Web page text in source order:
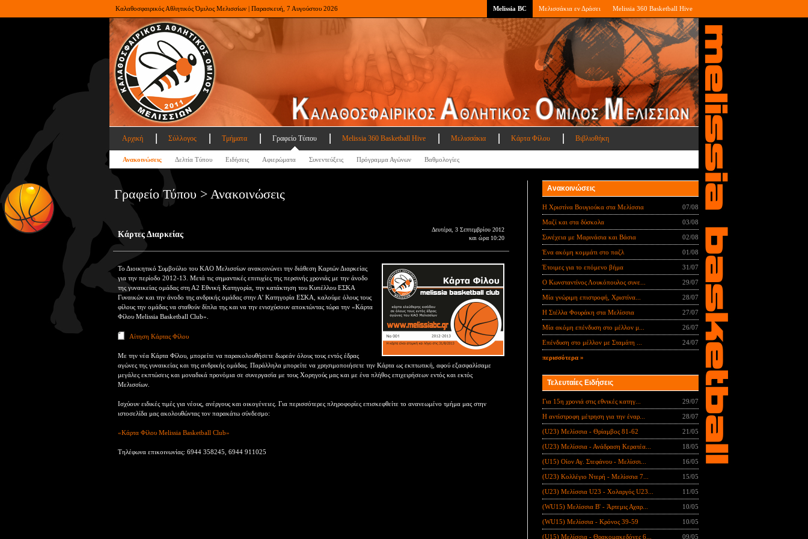
Καλαθοσφαιρικός Αθλητικός Όμιλος Μελισσίων | Παρασκευή, 7 Αυγούστου 2026 Melissia BC Μελισσάκια εν Δράσει Melissia 360 Basketball Hive
Αρχική Σύλλογος Τμήματα Γραφείο Τύπου Melissia 360 Basketball Hive Μελισσάκια Κάρτα Φίλου Βιβλιοθήκη
Ανακοινώσεις Δελτία Τύπου Ειδήσεις Αφιερώματα Συνεντεύξεις Πρόγραμμα Αγώνων Βαθμολογίες
Γραφείο Τύπου > Ανακοινώσεις
Κάρτες Διαρκείας
Δευτέρα, 3 Σεπτεμβρίου 2012
και ώρα 10:20
Το Διοικητικό Συμβούλιο του ΚΑΟ Μελισσίων ανακοινώνει την διάθεση Καρτών Διαρκείας
για την περίοδο 2012-13. Μετά τις σημαντικές επιτυχίες της περσινής χρονιάς με την άνοδο
της γυναικείας ομάδας στη Α2 Εθνική Κατηγορία, την κατάκτηση του Κυπέλλου ΕΣΚΑ
Γυναικών και την άνοδο της ανδρικής ομάδας στην Α' Κατηγορία ΕΣΚΑ, καλούμε όλους τους
φίλους την ομάδας να σταθούν δίπλα της και να την ενισχύσουν αποκτώντας τώρα την «Κάρτα
Φίλου Melissia Basketball Club».
Αίτηση Κάρτας Φίλου
Με την νέα Κάρτα Φίλου, μπορείτε να παρακολουθήσετε δωρεάν όλους τους εντός έδρας
αγώνες της γυναικείας και της ανδρικής ομάδας. Παράλληλα μπορείτε να χρησιμοποιήσετε την Κάρτα ως εκπτωτική, αφού εξασφαλίσαμε
μεγάλες εκπτώσεις και μοναδικά προνόμια σε συνεργασία με τους Χορηγούς μας και με ένα πλήθος επιχειρήσεων εντός και εκτός
Μελισσίων.
Ισχύουν ειδικές τιμές για νέους, ανέργους και οικογένειες. Για περισσότερες πληροφορίες επισκεφθείτε το ανανεωμένο τμήμα μας στην
ιστοσελίδα μας ακολουθώντας τον παρακάτω σύνδεσμο:
«Κάρτα Φίλου Melissia Basketball Club»
Τηλέφωνα επικοινωνίας: 6944 358245, 6944 911025
Ανακοινώσεις
Η Χριστίνα Βουγιούκα στα Μελίσσια 07/08
Μαζί και στα δύσκολα 03/08
Συνέχεια με Μαρινάσια και Βάσια 02/08
Ένα ακόμη κομμάτι στο παζλ 01/08
Έτοιμες για το επόμενο βήμα 31/07
Ο Κωνσταντίνος Λουκόπουλος συνε... 29/07
Μία γνώριμη επιστροφή, Χριστίνα... 28/07
Η Στέλλα Φουράκη στα Μελίσσια 27/07
Μία ακόμη επένδυση στο μέλλον μ... 26/07
Επένδυση στο μέλλον με Σταμάτη ... 24/07
περισσότερα »
Τελευταίες Ειδήσεις
Για 15η χρονιά στις εθνικές κατηγ... 29/07
Η αντίστροφη μέτρηση για την έναρ... 28/07
(U23) Μελίσσια - Θρίαμβος 81-62 21/05
(U23) Μελίσσια - Ανάδραση Κερατέα... 18/05
(U15) Οίον Αγ. Στεφάνου - Μελίσσι... 16/05
(U23) Κολλέγιο Ντερή - Μελίσσια 7... 15/05
(U23) Μελίσσια U23 - Χολαργός U23... 11/05
(WU15) Μελίσσια B' - Άρτεμις Αχαρ... 10/05
(WU15) Μελίσσια - Κρόνος 39-59 10/05
(U15) Μελίσσια - Θρακομακεδόνες 6... 09/05